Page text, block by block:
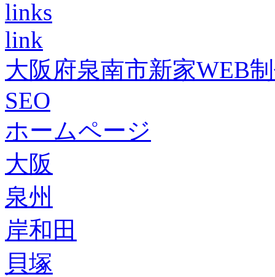
links
link
大阪府泉南市新家WEB
SEO
ホームページ
大阪
泉州
岸和田
貝塚